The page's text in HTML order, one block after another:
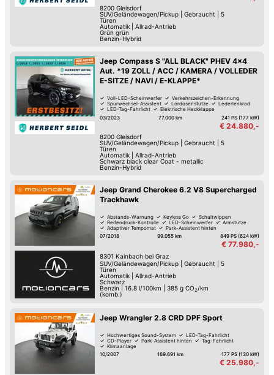
8200 Gleisdorf
SUV/Geländewagen/Pickup| Gebraucht
5
Türen
Automatik| Allrad-Antrieb
Grün grün
Benzin-Hybrid
Jeep Compass S "ALL BLACK" PHEV 4x4
Aut. *19 ZOLL / ACC / KAMERA / VOLLEDER
E-SITZE / NAVI / E-KLAPPE*
Voll-LED-Scheinwerfer
Verkehrszeichen-Erkennung
Spurwechsel-Assistent
Lordosenstütze
Lederlenkrad
LED-Tag-Fahrlicht
Elektrische Heckklappe
Adaptiver Tempomat
03/2023 77.000 km 241 PS (177 kW)
€ 24.880,-
8200 Gleisdorf
SUV/Geländewagen/Pickup| Gebraucht
5
Türen
Automatik| Allrad-Antrieb
Schwarz black clear Coat - metallic
Benzin-Hybrid
Jeep Grand Cherokee 6.2 V8 Supercharged
Trackhawk
Abstands-Warnung Keyless Go
Schaltwippen
Reifendruck-Kontrolle
LED-Scheinwerfer
Armstütze
Adaptiver Tempomat
Park-Assistent hinten
07/2018
99.055 km 849 PS (624 kW)
€ 77.980,-
8301 Kainbach bei Graz
SUV/Geländewagen/Pickup| Gebraucht
5
Türen
Automatik| Allrad-Antrieb
Schwarz
Benzin
16.8 l/100km 385 g CO2 /km
(komb.)
Jeep Wrangler 2.8 CRD DPF Sport
Hochwertiges Sound-System
LED-Tag-Fahrlicht
CD-Player
Park-Assistent hinten
Tag-Fahrlicht
Klimaanlage
10/2007
169.691 km 177 PS (130 kW)
€ 25.980,-